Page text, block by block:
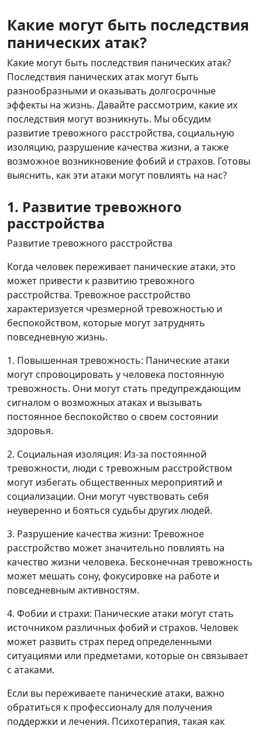
Какие могут быть последствия
панических атак?
Какие могут быть последствия панических атак?
Последствия панических атак могут быть
разнообразными и оказывать долгосрочные
эффекты на жизнь. Давайте рассмотрим, какие их
последствия могут возникнуть. Мы обсудим
развитие тревожного расстройства, социальную
изоляцию, разрушение качества жизни, а также
возможное возникновение фобий и страхов. Готовы
выяснить, как эти атаки могут повлиять на нас?
1. Развитие тревожного
расстройства
Развитие тревожного расстройства
Когда человек переживает панические атаки, это
может привести к развитию тревожного
расстройства. Тревожное расстройство
характеризуется чрезмерной тревожностью и
беспокойством, которые могут затруднять
повседневную жизнь.
1. Повышенная тревожность: Панические атаки
могут спровоцировать у человека постоянную
тревожность. Они могут стать предупреждающим
сигналом о возможных атаках и вызывать
постоянное беспокойство о своем состоянии
здоровья.
2. Социальная изоляция: Из-за постоянной
тревожности, люди с тревожным расстройством
могут избегать общественных мероприятий и
социализации. Они могут чувствовать себя
неуверенно и бояться судьбы других людей.
3. Разрушение качества жизни: Тревожное
расстройство может значительно повлиять на
качество жизни человека. Бесконечная тревожность
может мешать сону, фокусировке на работе и
повседневным активностям.
4. Фобии и страхи: Панические атаки могут стать
источником различных фобий и страхов. Человек
может развить страх перед определенными
ситуациями или предметами, которые он связывает
с атаками.
Если вы переживаете панические атаки, важно
обратиться к профессионалу для получения
поддержки и лечения. Психотерапия, такая как